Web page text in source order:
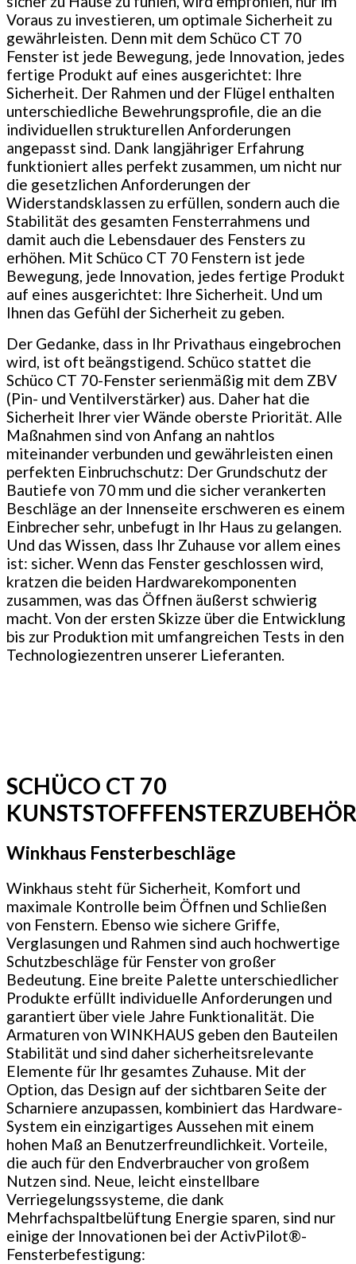
Voraus zu investieren, um optimale Sicherheit zu
gewährleisten. Denn mit dem Schüco CT 70
Fenster ist jede Bewegung, jede Innovation, jedes
fertige Produkt auf eines ausgerichtet: Ihre
Sicherheit. Der Rahmen und der Flügel enthalten
unterschiedliche Bewehrungsprofile, die an die
individuellen strukturellen Anforderungen
angepasst sind. Dank langjähriger Erfahrung
funktioniert alles perfekt zusammen, um nicht nur
die gesetzlichen Anforderungen der
Widerstandsklassen zu erfüllen, sondern auch die
Stabilität des gesamten Fensterrahmens und
damit auch die Lebensdauer des Fensters zu
erhöhen. Mit Schüco CT 70 Fenstern ist jede
Bewegung, jede Innovation, jedes fertige Produkt
auf eines ausgerichtet: Ihre Sicherheit. Und um
Ihnen das Gefühl der Sicherheit zu geben.
Der Gedanke, dass in Ihr Privathaus eingebrochen
wird, ist oft beängstigend. Schüco stattet die
Schüco CT 70-Fenster serienmäßig mit dem ZBV
(Pin- und Ventilverstärker) aus. Daher hat die
Sicherheit Ihrer vier Wände oberste Priorität. Alle
Maßnahmen sind von Anfang an nahtlos
miteinander verbunden und gewährleisten einen
perfekten Einbruchschutz: Der Grundschutz der
Bautiefe von 70 mm und die sicher verankerten
Beschläge an der Innenseite erschweren es einem
Einbrecher sehr, unbefugt in Ihr Haus zu gelangen.
Und das Wissen, dass Ihr Zuhause vor allem eines
ist: sicher. Wenn das Fenster geschlossen wird,
kratzen die beiden Hardwarekomponenten
zusammen, was das Öffnen äußerst schwierig
macht. Von der ersten Skizze über die Entwicklung
bis zur Produktion mit umfangreichen Tests in den
Technologiezentren unserer Lieferanten.
SCHÜCO CT 70
KUNSTSTOFFFENSTERZUBEHÖR
Winkhaus Fensterbeschläge
Winkhaus steht für Sicherheit, Komfort und
maximale Kontrolle beim Öffnen und Schließen
von Fenstern. Ebenso wie sichere Griffe,
Verglasungen und Rahmen sind auch hochwertige
Schutzbeschläge für Fenster von großer
Bedeutung. Eine breite Palette unterschiedlicher
Produkte erfüllt individuelle Anforderungen und
garantiert über viele Jahre Funktionalität. Die
Armaturen von WINKHAUS geben den Bauteilen
Stabilität und sind daher sicherheitsrelevante
Elemente für Ihr gesamtes Zuhause. Mit der
Option, das Design auf der sichtbaren Seite der
Scharniere anzupassen, kombiniert das Hardware-
System ein einzigartiges Aussehen mit einem
hohen Maß an Benutzerfreundlichkeit. Vorteile,
die auch für den Endverbraucher von großem
Nutzen sind. Neue, leicht einstellbare
Verriegelungssysteme, die dank
Mehrfachspaltbelüftung Energie sparen, sind nur
einige der Innovationen bei der ActivPilot®-
Fensterbefestigung: